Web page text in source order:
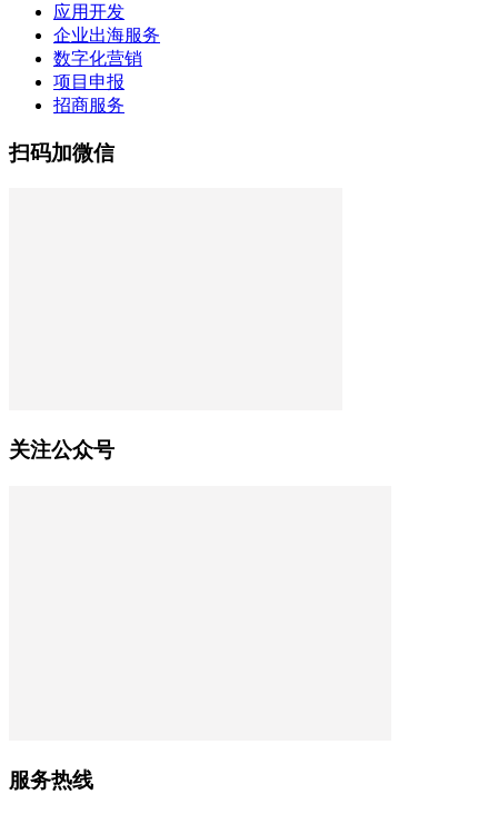
应用开发
企业出海服务
数字化营销
项目申报
招商服务
扫码加微信
关注公众号
服务热线